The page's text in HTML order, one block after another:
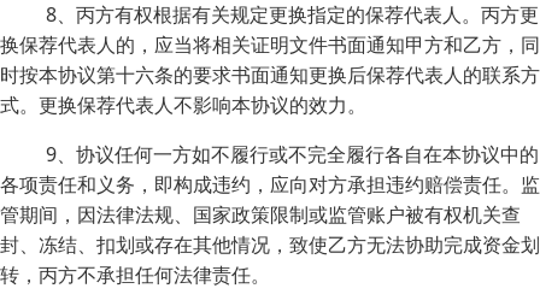
8、丙方有权根据有关规定更换指定的保荐代表人。丙方更
换保荐代表人的，应当将相关证明文件书面通知甲方和乙方，同
时按本协议第十六条的要求书面通知更换后保荐代表人的联系方
式。更换保荐代表人不影响本协议的效力。
9、协议任何一方如不履行或不完全履行各自在本协议中的
各项责任和义务，即构成违约，应向对方承担违约赔偿责任。监
管期间，因法律法规、国家政策限制或监管账户被有权机关查
封、冻结、扣划或存在其他情况，致使乙方无法协助完成资金划
转，丙方不承担任何法律责任。